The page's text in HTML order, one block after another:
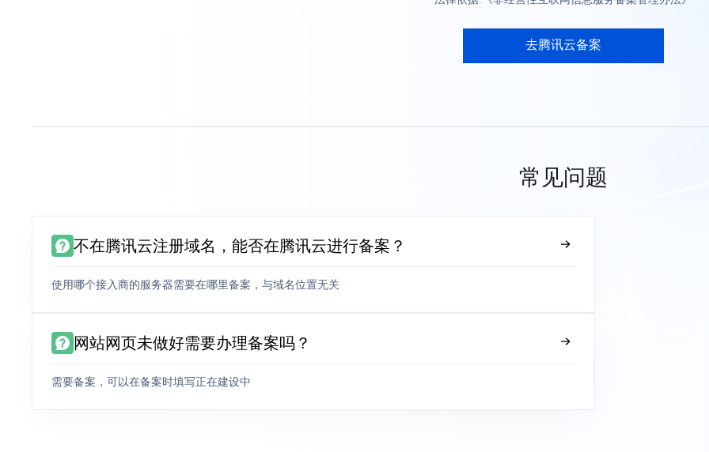
去腾讯云备案
常见问题
不在腾讯云注册域名，能否在腾讯云进行备案？
使用哪个接入商的服务器需要在哪里备案，与域名位置无关
网站网页未做好需要办理备案吗？
需要备案，可以在备案时填写正在建设中